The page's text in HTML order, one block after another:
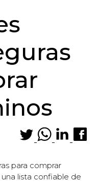
para comprar
lista confiable de